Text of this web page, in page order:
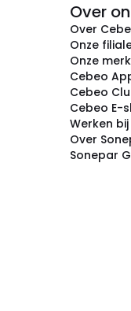
Over
Over
Onze
Onze
Cebeo
Cebeo
Cebeo E-
Werken
Over
Sonepar